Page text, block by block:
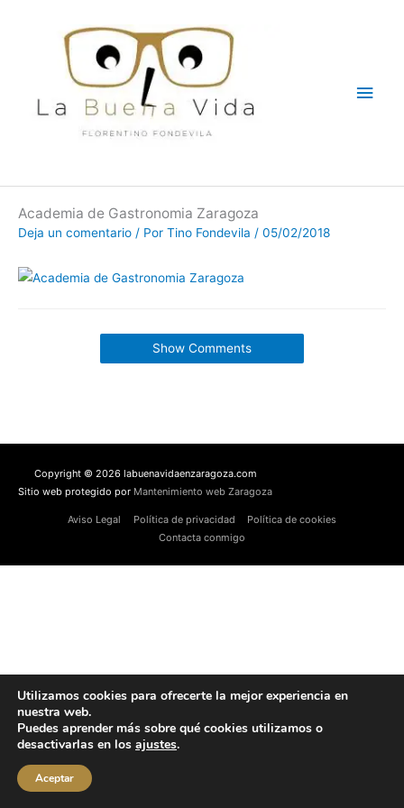
Academia de Gastronomia Zaragoza
Deja un comentario / Por Tino Fondevila / 05/02/2018
Show Comments
Copyright © 2026 labuenavidaenzaragoza.com
Sitio web protegido por Mantenimiento web Zaragoza
Aviso Legal Política de privacidad
Política de cookies
Contacta conmigo
Utilizamos cookies para ofrecerte la mejor experiencia en
nuestra web.
Puedes aprender más sobre qué cookies utilizamos o
desactivarlas en los ajustes.
Aceptar